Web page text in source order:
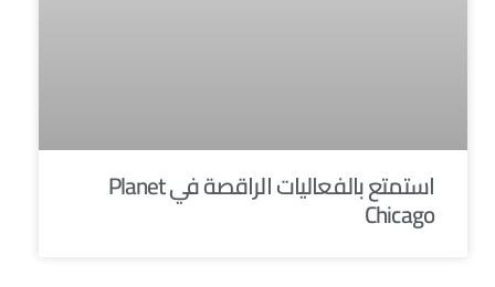
استمتع بالفعاليات الراقصة في Planet
Chicago